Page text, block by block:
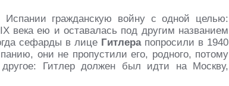
гражданскую войну с одной целью:
века ею и оставалась под другим названием
сефарды в лице Гитлерапопросили в 1940
они не пропустили его, родного, потому
Гитлер должен был идти на Москву,